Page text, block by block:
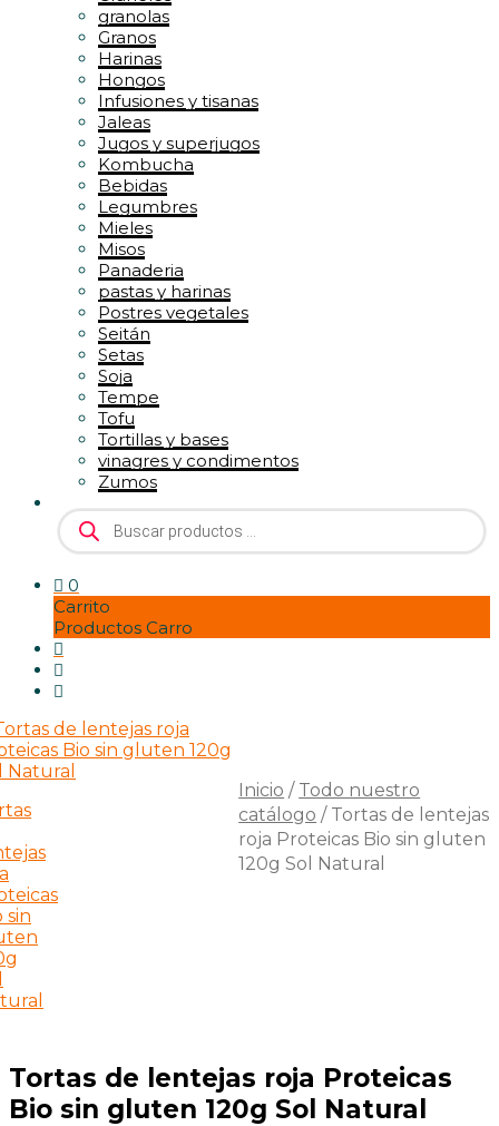
granolas
Granos
Harinas
Hongos
Infusiones y tisanas
Jaleas
Jugos y superjugos
Kombucha
Bebidas
Legumbres
Mieles
Misos
Panaderia
pastas y harinas
Postres vegetales
Seitán
Setas
Soja
Tempe
Tofu
Tortillas y bases
vinagres y condimentos
Zumos
Búsqueda
de
productos
0
Carrito
Productos Carro
Inicio / Todo nuestro
catálogo /Tortas de lentejas
roja Proteicas Bio sin gluten
120g Sol Natural
Tortas de lentejas roja Proteicas
Bio sin gluten 120g Sol Natural